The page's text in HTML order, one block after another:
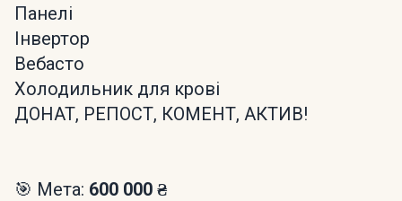
Панелі
Інвертор
Вебасто
Холодильник для крові
ДОНАТ, РЕПОСТ, КОМЕНТ, АКТИВ!
🎯 Мета: 600 000 ₴